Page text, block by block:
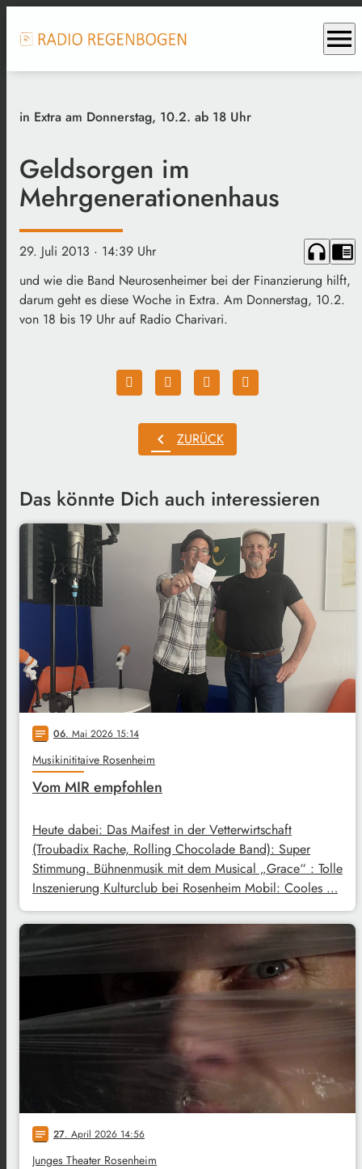
menu
in Extra am Donnerstag, 10.2. ab 18 Uhr
Geldsorgen im
Mehrgenerationenhaus
29. Juli 2013 · 14:39 Uhr headphones chrome_reader_mode
und wie die Band Neurosenheimer bei der Finanzierung hilft,
darum geht es diese Woche in Extra. Am Donnerstag, 10.2.
von 18 bis 19 Uhr auf Radio Charivari.
chevron_left ZURÜCK
Das könnte Dich auch interessieren
notes 06. Mai 2026 15:14
Musikinititaive Rosenheim
Vom MIR empfohlen
Heute dabei: Das Maifest in der Vetterwirtschaft
(Troubadix Rache, Rolling Chocolade Band): Super
Stimmung. Bühnenmusik mit dem Musical „Grace“ : Tolle
Inszenierung Kulturclub bei Rosenheim Mobil: Cooles …
notes 27. April 2026 14:56
Junges Theater Rosenheim